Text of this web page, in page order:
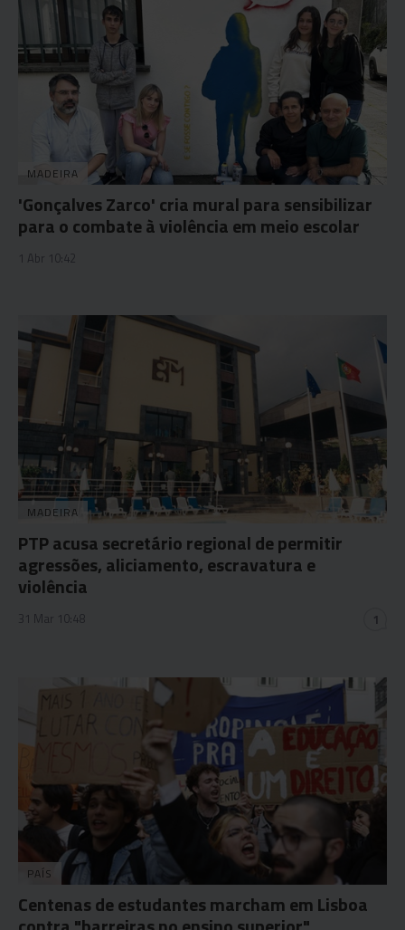
MADEIRA
'Gonçalves Zarco' cria mural para sensibilizar
para o combate à violência em meio escolar
1 Abr 10:42
MADEIRA
PTP acusa secretário regional de permitir
agressões, aliciamento, escravatura e
violência
31 Mar 10:48 1
PAÍS
Centenas de estudantes marcham em Lisboa